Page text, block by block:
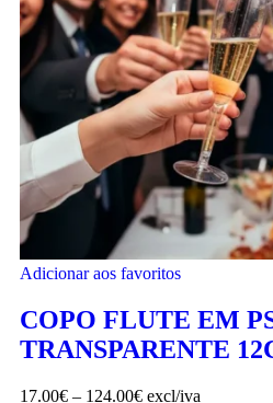
Adicionar aos favoritos
COPO FLUTE EM
TRANSPARENTE
17.00€ – 124.00€ excl/iva